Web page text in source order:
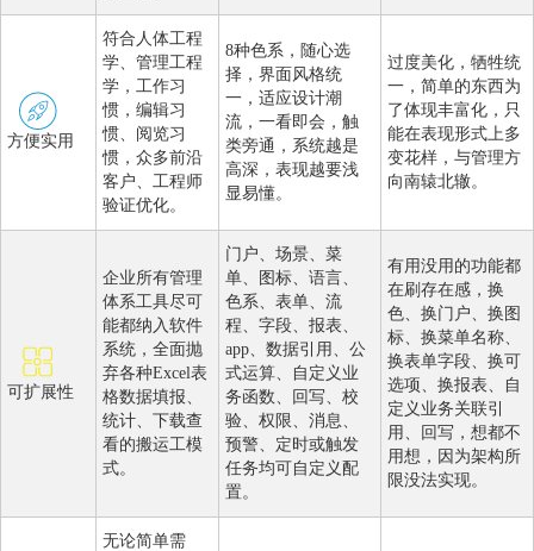
方便实用
符合人体工程
学、管理工程
学，工作习
惯，编辑习
惯、阅览习
惯，众多前沿
客户、工程师
验证优化。
8种色系，随心选
择，界面风格统
一，适应设计潮
流，一看即会，触
类旁通，系统越是
高深，表现越要浅
显易懂。
过度美化，牺牲统
一，简单的东西为
了体现丰富化，只
能在表现形式上多
变花样，与管理方
向南辕北辙。
可扩展性
企业所有管理
体系工具尽可
能都纳入软件
系统，全面抛
弃各种Excel表
格数据填报、
统计、下载查
看的搬运工模
式。
门户、场景、菜
单、图标、语言、
色系、表单、流
程、字段、报表、
app、数据引用、公
式运算、自定义业
务函数、回写、校
验、权限、消息、
预警、定时或触发
任务均可自定义配
置。
有用没用的功能都
在刷存在感，换
色、换门户、换图
标、换菜单名称、
换表单字段、换可
选项、换报表、自
定义业务关联引
用、回写，想都不
用想，因为架构所
限没法实现。
无论简单需